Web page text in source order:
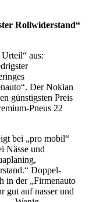
Rollwiderstand“
aus:
Der Nokian
günstigsten Preis
Pneus 22
bei „pro mobil“
Nässe und
Doppel-
in der „Firmenauto
gut auf nasser und